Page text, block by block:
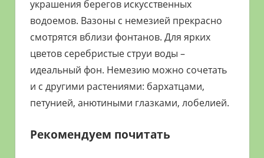
украшения берегов искусственных
водоемов. Вазоны с немезией прекрасно
смотрятся вблизи фонтанов. Для ярких
цветов серебристые струи воды –
идеальный фон. Немезию можно сочетать
и с другими растениями: бархатцами,
петунией, анютиными глазками, лобелией.
Рекомендуем почитать